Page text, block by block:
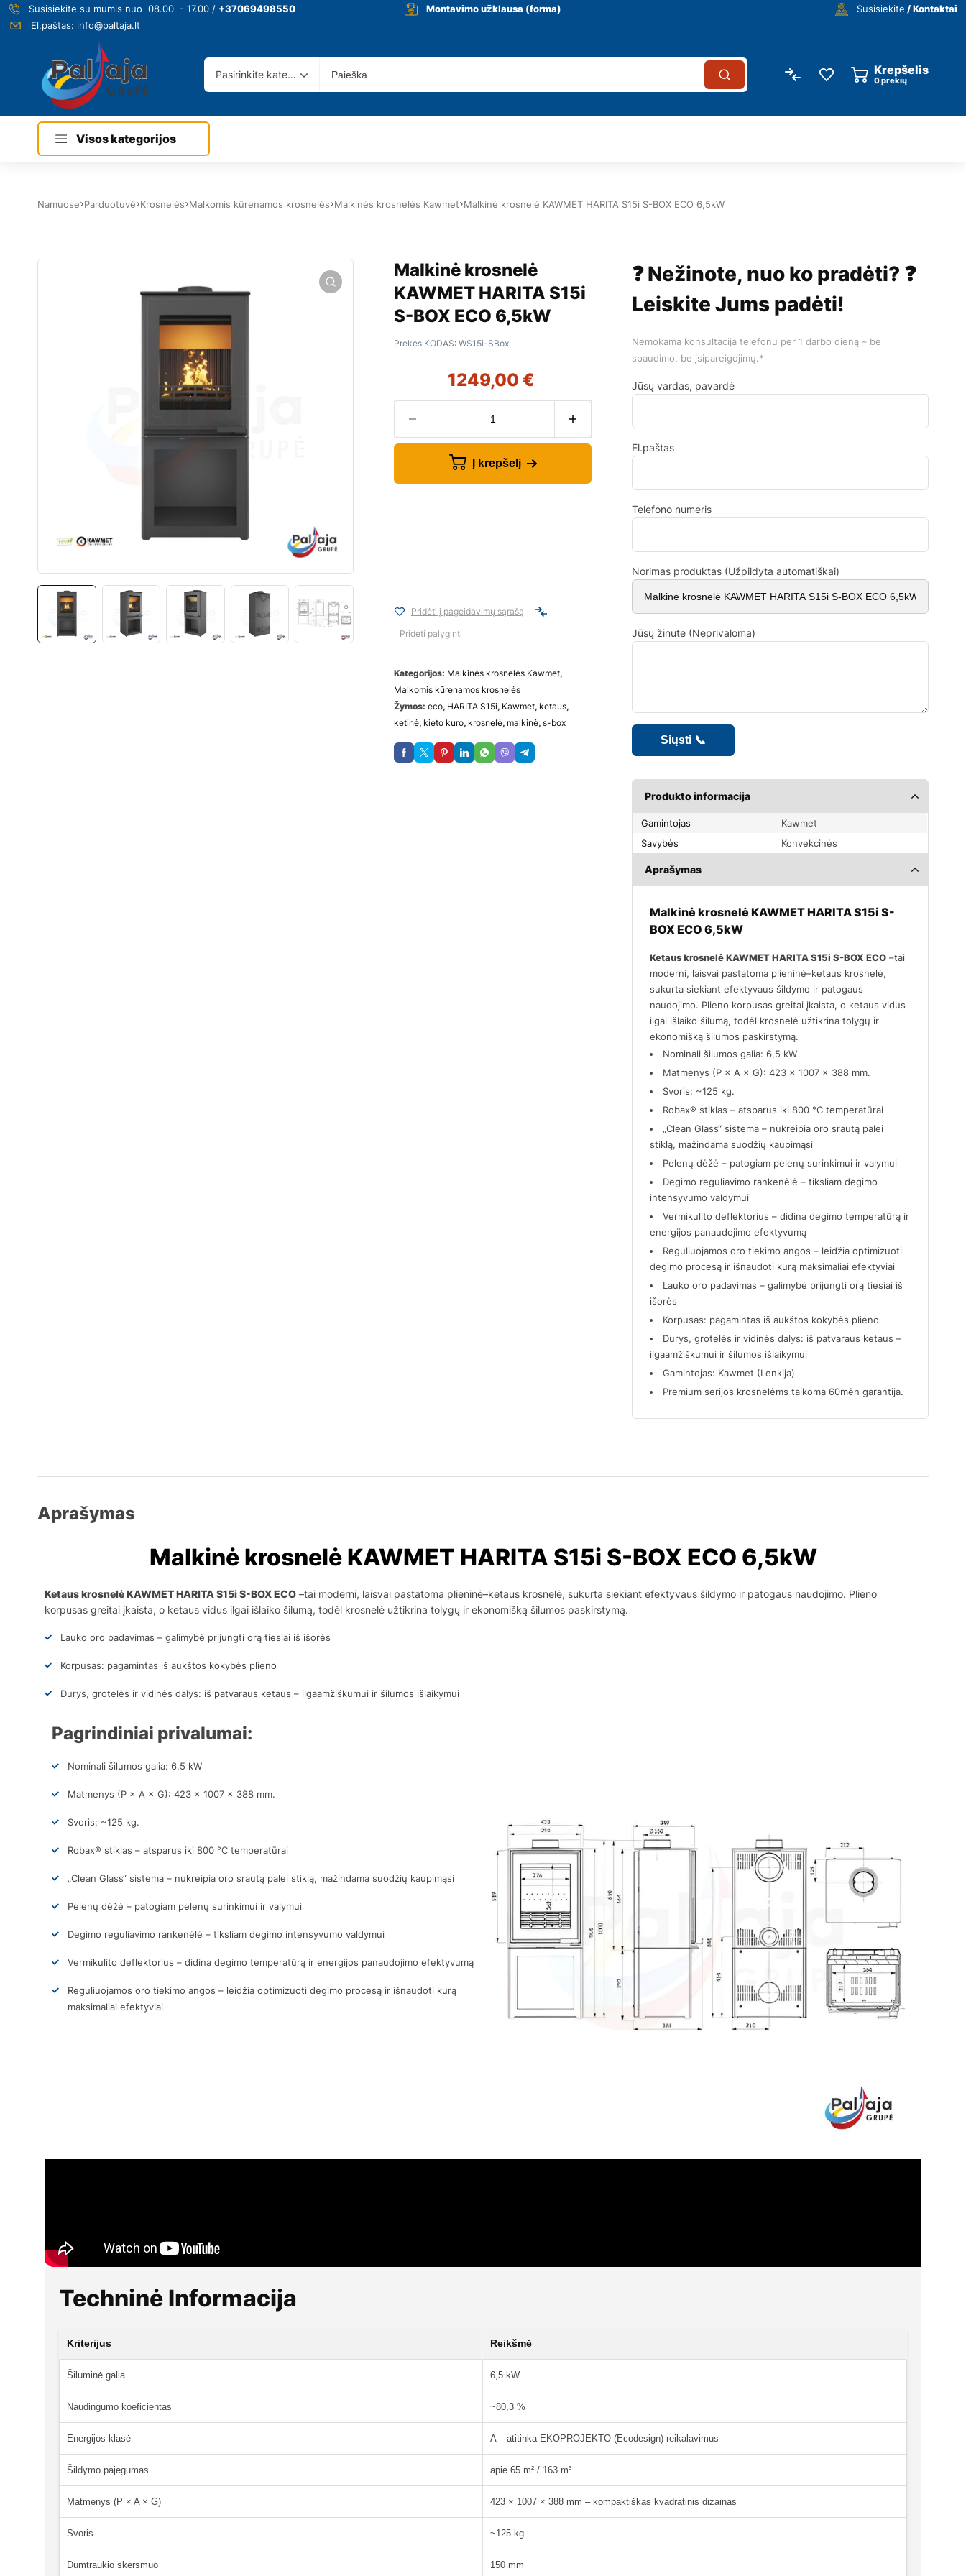
Susisiekite su mumis nuo 08.00 - 17.00 / +37069498550 Montavimo užklausa (forma) Susisiekite / Kontaktai
El.paštas: info@paltaja.lt
Pasirinkite kategoriją Krepšelis
0prekių
Visos kategorijos
Namuose Parduotuvė Krosnelės Malkomis kūrenamos krosnelės Malkinės krosnelės Kawmet Malkinė krosnelė KAWMET HARITA S15i S-BOX ECO 6,5kW
Malkinė krosnelė
KAWMET HARITA S15i
S-BOX ECO 6,5kW
Prekės KODAS: WS15i-SBox
1249,00 €
Į krepšelį
Pridėti į pageidavimų sąrašą
Pridėti palyginti
Kategorijos: Malkinės krosnelės Kawmet,
Malkomis kūrenamos krosnelės
Žymos: eco, HARITA S15i, Kawmet, ketaus,
ketinė, kieto kuro, krosnelė, malkinė, s-box
❓ Nežinote, nuo ko pradėti? ❓
Leiskite Jums padėti!
Nemokama konsultacija telefonu per 1 darbo dieną – be
spaudimo, be įsipareigojimų.*
Jūsų vardas, pavardė
El.paštas
Telefono numeris
Norimas produktas (Užpildyta automatiškai)
Jūsų žinute (Neprivaloma)
Produkto informacija
Gamintojas
Kawmet
Savybės
Konvekcinės
Aprašymas
Malkinė krosnelė KAWMET HARITA S15i S-
BOX ECO 6,5kW
Ketaus krosnelė KAWMET HARITA S15i S-BOX ECO –tai
moderni, laisvai pastatoma plieninė–ketaus krosnelė,
sukurta siekiant efektyvaus šildymo ir patogaus
naudojimo. Plieno korpusas greitai įkaista, o ketaus vidus
ilgai išlaiko šilumą, todėl krosnelė užtikrina tolygų ir
ekonomišką šilumos paskirstymą.
Nominali šilumos galia: 6,5 kW
Matmenys (P × A × G): 423 × 1007 × 388 mm.
Svoris: ~125 kg.
Robax® stiklas – atsparus iki 800 °C temperatūrai
„Clean Glass“ sistema – nukreipia oro srautą palei
stiklą, mažindama suodžių kaupimąsi
Pelenų dėžė – patogiam pelenų surinkimui ir valymui
Degimo reguliavimo rankenėlė – tiksliam degimo
intensyvumo valdymui
Vermikulito deflektorius – didina degimo temperatūrą ir
energijos panaudojimo efektyvumą
Reguliuojamos oro tiekimo angos – leidžia optimizuoti
degimo procesą ir išnaudoti kurą maksimaliai efektyviai
Lauko oro padavimas – galimybė prijungti orą tiesiai iš
išorės
Korpusas: pagamintas iš aukštos kokybės plieno
Durys, grotelės ir vidinės dalys: iš patvaraus ketaus –
ilgaamžiškumui ir šilumos išlaikymui
Gamintojas: Kawmet (Lenkija)
Premium serijos krosnelėms taikoma 60mėn garantija.
Aprašymas
Malkinė krosnelė KAWMET HARITA S15i S-BOX ECO 6,5kW
Ketaus krosnelė KAWMET HARITA S15i S-BOX ECO –tai moderni, laisvai pastatoma plieninė–ketaus krosnelė, sukurta siekiant efektyvaus šildymo ir patogaus naudojimo. Plieno
korpusas greitai įkaista, o ketaus vidus ilgai išlaiko šilumą, todėl krosnelė užtikrina tolygų ir ekonomišką šilumos paskirstymą.
Lauko oro padavimas – galimybė prijungti orą tiesiai iš išorės
Korpusas: pagamintas iš aukštos kokybės plieno
Durys, grotelės ir vidinės dalys: iš patvaraus ketaus – ilgaamžiškumui ir šilumos išlaikymui
Pagrindiniai privalumai:
Nominali šilumos galia: 6,5 kW
Matmenys (P × A × G): 423 × 1007 × 388 mm.
Svoris: ~125 kg.
Robax® stiklas – atsparus iki 800 °C temperatūrai
„Clean Glass“ sistema – nukreipia oro srautą palei stiklą, mažindama suodžių kaupimąsi
Pelenų dėžė – patogiam pelenų surinkimui ir valymui
Degimo reguliavimo rankenėlė – tiksliam degimo intensyvumo valdymui
Vermikulito deflektorius – didina degimo temperatūrą ir energijos panaudojimo efektyvumą
Reguliuojamos oro tiekimo angos – leidžia optimizuoti degimo procesą ir išnaudoti kurą
maksimaliai efektyviai
Techninė Informacija
Kriterijus Reikšmė
Šiluminė galia 6,5 kW
Naudingumo koeficientas ~80,3 %
Energijos klasė A – atitinka EKOPROJEKTO (Ecodesign) reikalavimus
Šildymo pajėgumas apie 65 m² / 163 m³
Matmenys (P × A × G) 423 × 1007 × 388 mm – kompaktiškas kvadratinis dizainas
Svoris ~125 kg
Dūmtraukio skersmuo 150 mm